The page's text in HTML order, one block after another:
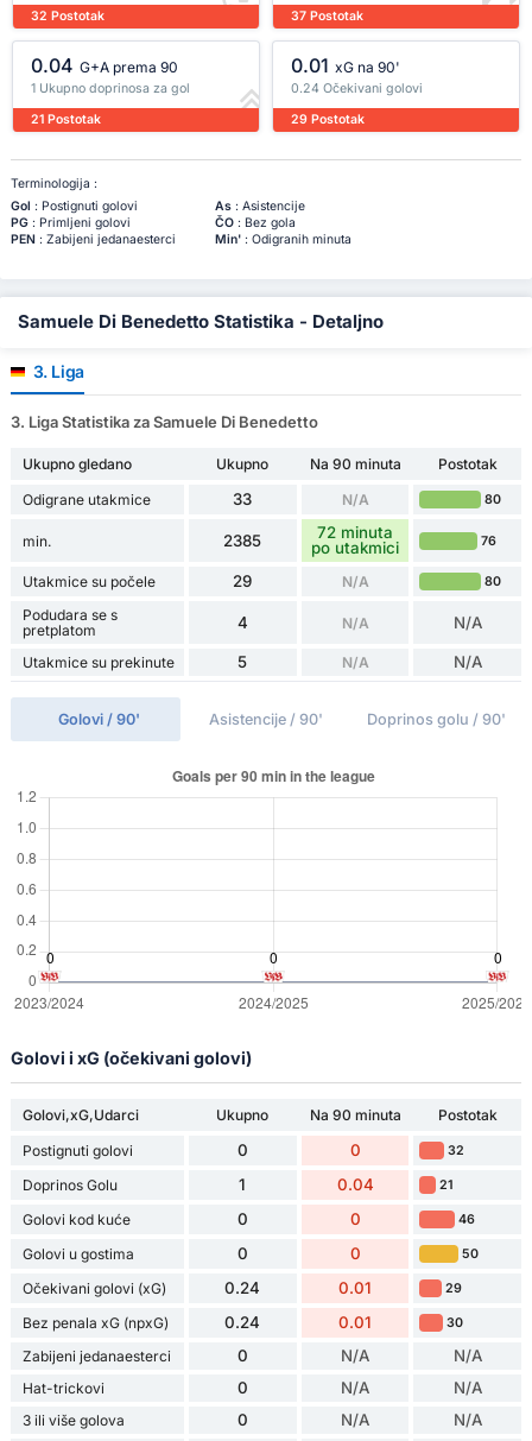
32 Postotak
37 Postotak
0.04 G+A prema 90
1 Ukupno doprinosa za gol
21 Postotak
0.01 xG na 90'
0.24 Očekivani golovi
29 Postotak
Terminologija :
Gol : Postignuti golovi As: Asistencije
PG: Primljeni golovi ČO: Bez gola
PEN: Zabijeni jedanaesterci Min': Odigranih minuta
Samuele Di Benedetto Statistika - Detaljno
3. Liga
3. Liga Statistika za Samuele Di Benedetto
Ukupno gledano Ukupno Na 90 minuta
Postotak
Odigrane utakmice
33 N/A 80
min. 2385
72 minuta
po utakmici
76
Utakmice su počele 29 N/A 80
Podudara se s
pretplatom
4 N/A N/A
Utakmice su prekinute 5 N/A N/A
Golovi / 90' Asistencije / 90' Doprinos golu / 90'
Golovi i xG (očekivani golovi)
Golovi,xG,Udarci Ukupno Na 90 minuta
Postotak
Postignuti golovi
0 0 32
Doprinos Golu 1 0.04 21
Golovi kod kuće 0 0 46
Golovi u gostima 0 0 50
Očekivani golovi (xG) 0.24 0.01 29
Bez penala xG (npxG) 0.24 0.01 30
Zabijeni jedanaesterci 0 N/A N/A
Hat-trickovi 0 N/A N/A
3 ili više golova 0 N/A N/A